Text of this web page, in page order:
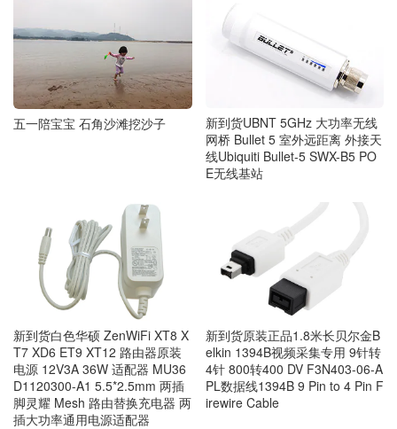
五一陪宝宝 石角沙滩挖沙子
新到货UBNT 5GHz 大功率无线
网桥 Bullet 5 室外远距离 外接天
线Ubiquiti Bullet-5 SWX-B5 PO
E无线基站
新到货白色华硕 ZenWiFi XT8 X
T7 XD6 ET9 XT12 路由器原装
电源 12V3A 36W 适配器 MU36
D1120300-A1 5.5*2.5mm 两插
脚灵耀 Mesh 路由替换充电器 两
插大功率通用电源适配器
新到货原装正品1.8米长贝尔金B
elkin 1394B视频采集专用 9针转
4针 800转400 DV F3N403-06-A
PL数据线1394B 9 Pin to 4 Pin F
irewire Cable